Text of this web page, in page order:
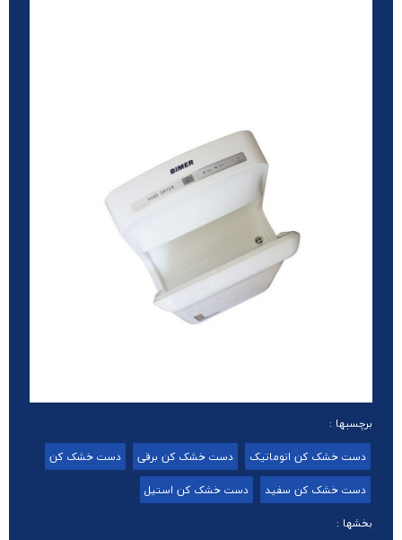
برچسبها :
دست خشک کن اتوماتیک
دست خشک کن برقی
دست خشک کن
دست خشک کن سفید
دست خشک کن استیل
بخشها :